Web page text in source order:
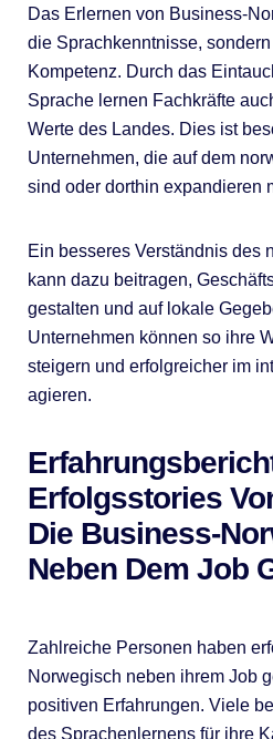
Das Erlernen von Business-
die Sprachkenntnisse,
Kompetenz. Durch das
Sprache lernen Fachkräfte
Werte des Landes. Dies ist
Unternehmen, die auf dem
sind oder dorthin expandieren
Ein besseres Verständnis des
kann dazu beitragen,
gestalten und auf lokale
Unternehmen können so ihre
steigern und erfolgreicher im
agieren.
Erfolgsstories
Die Business-
Neben Dem Job
Zahlreiche Personen haben
Norwegisch neben ihrem Job
positiven Erfahrungen. Viele
des Sprachenlernens für ihre